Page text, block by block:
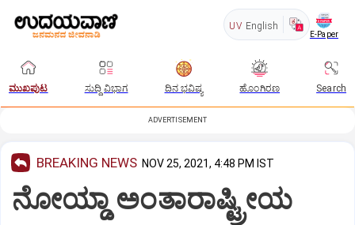
UV English
E-Paper
ಮುಖಪುಟ ಸುದ್ದಿ ವಿಭಾಗ ದಿನ ಭವಿಷ್ಯ ಹೊಂಗಿರಣ Search
ADVERTISEMENT
BREAKING NEWS NOV 25, 2021, 4:48 PM IST
ನೋಯ್ಡಾ ಅಂತಾರಾಷ್ಟ್ರೀಯ